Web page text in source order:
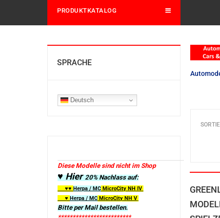
PRODUKTKATALOG
SPRACHE
Deutsch
Diese Modelle sind nicht im Shop
♥ Hier20% Nachlass auf:
♥♥ Herpa / MC MicroCity NH IV
♥ Herpa / MC MicroCity NH V
Bitte per Mail bestellen.